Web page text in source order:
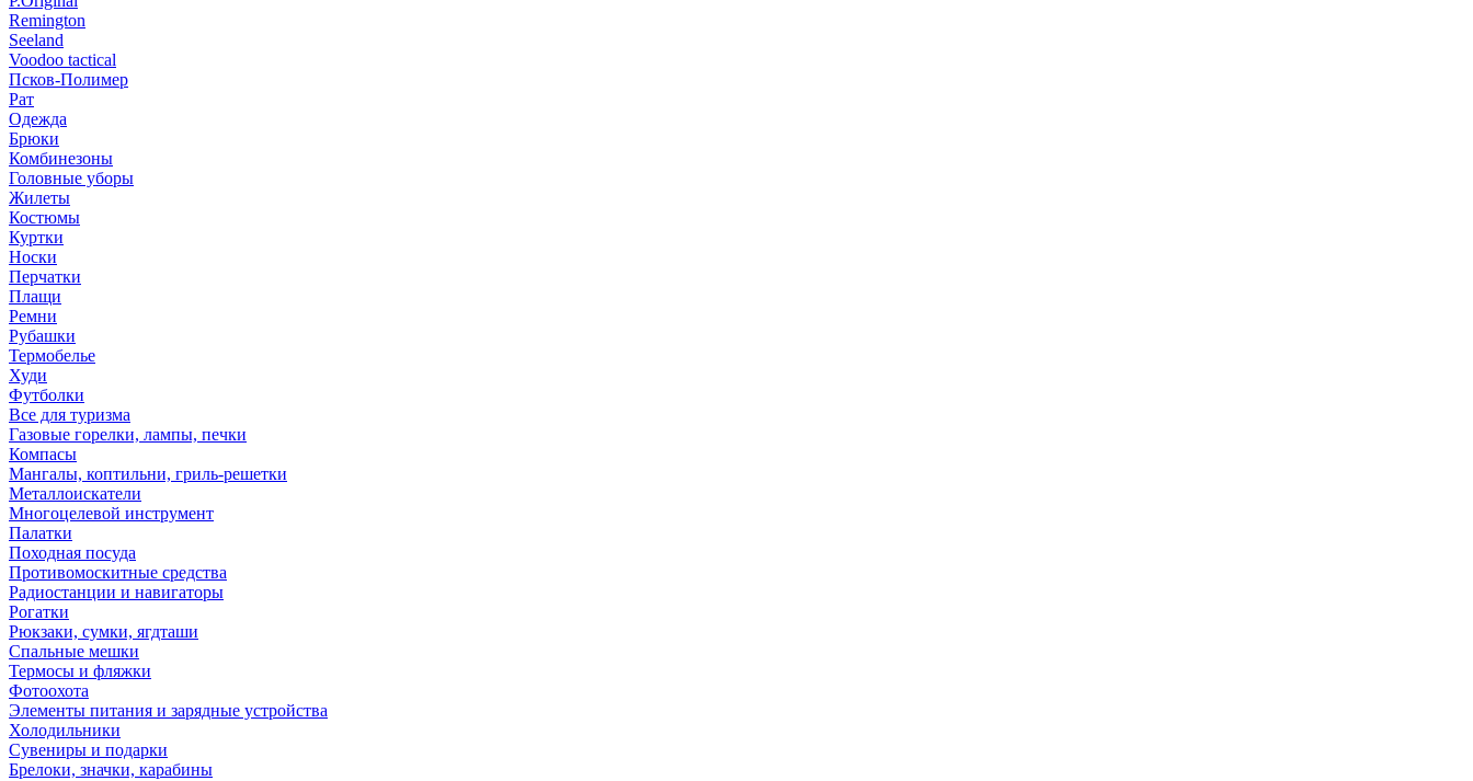
Remington
Seeland
Voodoo tactical
Псков-Полимер
Рат
Одежда
Брюки
Комбинезоны
Головные уборы
Жилеты
Костюмы
Куртки
Носки
Перчатки
Плащи
Ремни
Рубашки
Термобелье
Худи
Футболки
Все для туризма
Газовые горелки, лампы, печки
Компасы
Мангалы, коптильни, гриль-решетки
Металлоискатели
Многоцелевой инструмент
Палатки
Походная посуда
Противомоскитные средства
Радиостанции и навигаторы
Рогатки
Рюкзаки, сумки, ягдташи
Спальные мешки
Термосы и фляжки
Фотоохота
Элементы питания и зарядные устройства
Холодильники
Сувениры и подарки
Брелоки, значки, карабины